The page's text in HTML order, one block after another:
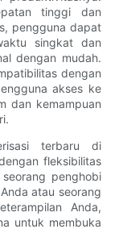
tinggi dan
pengguna dapat
singkat dan
dengan mudah.
dengan
akses ke
dan kemampuan
terbaru di
fleksibilitas
penghobi
atau seorang
Anda,
untuk membuka